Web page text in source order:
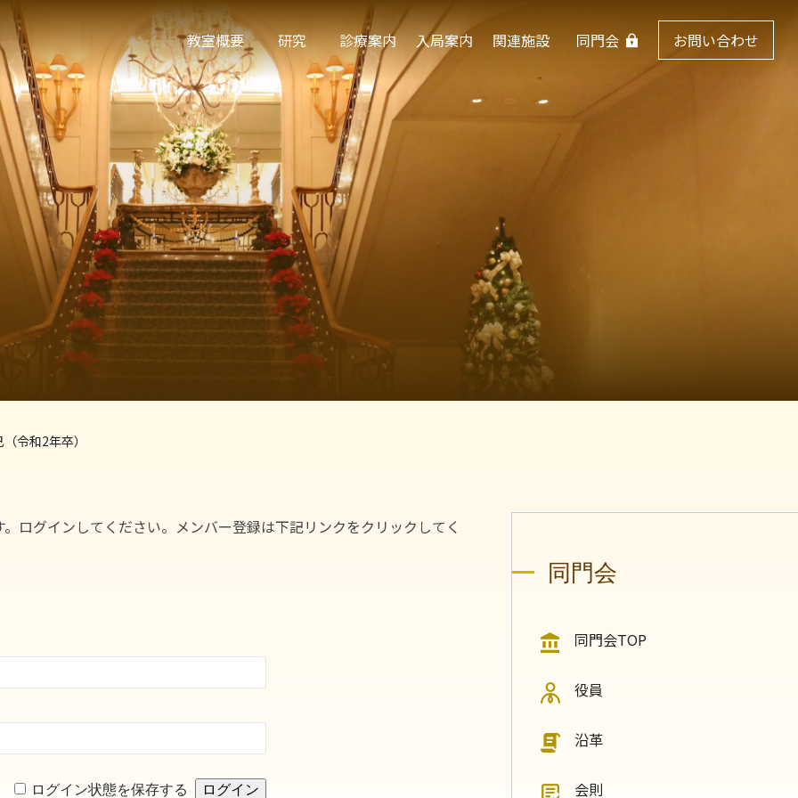
教室概要 研究 診療案内 入局案内 関連施設 同門会 お問い合わせ
令和2年卒）
ログインしてください。メンバー登録は下記リンクをクリックしてく
ログイン状態を保存する
同門会
同門会TOP
役員
沿革
会則